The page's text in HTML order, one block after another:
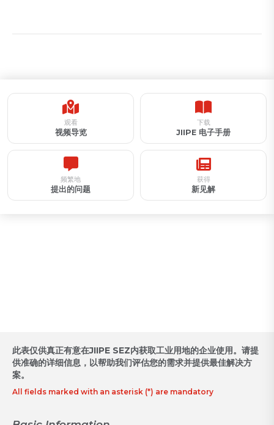
观看
视频导览
下载
JIIPE 电子手册
频繁地
提出的问题
获得
新见解
此表仅供真正有意在JIIPE SEZ内获取工业用地的企业使用。请提
供准确的详细信息，以帮助我们评估您的需求并提供最佳解决方
案。
All fields marked with an asterisk (*) are mandatory